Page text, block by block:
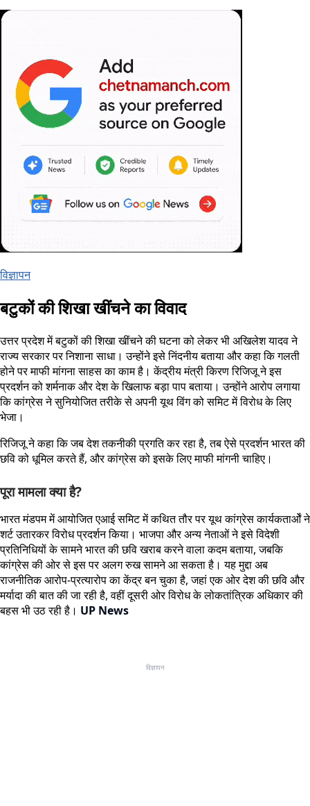
विज्ञापन
बटुकों की शिखा खींचने का विवाद
उत्तर प्रदेश में बटुकों की शिखा खींचने की घटना को लेकर भी अखिलेश यादव ने
राज्य सरकार पर निशाना साधा। उन्होंने इसे निंदनीय बताया और कहा कि गलती
होने पर माफी मांगना साहस का काम है। केंद्रीय मंत्री किरण रिजिजू ने इस
प्रदर्शन को शर्मनाक और देश के खिलाफ बड़ा पाप बताया। उन्होंने आरोप लगाया
कि कांग्रेस ने सुनियोजित तरीके से अपनी यूथ विंग को समिट में विरोध के लिए
भेजा।
रिजिजू ने कहा कि जब देश तकनीकी प्रगति कर रहा है, तब ऐसे प्रदर्शन भारत की
छवि को धूमिल करते हैं, और कांग्रेस को इसके लिए माफी मांगनी चाहिए।
पूरा मामला क्या है?
भारत मंडपम में आयोजित एआई समिट में कथित तौर पर यूथ कांग्रेस कार्यकतार्ओं ने
शर्ट उतारकर विरोध प्रदर्शन किया। भाजपा और अन्य नेताओं ने इसे विदेशी
प्रतिनिधियों के सामने भारत की छवि खराब करने वाला कदम बताया, जबकि
कांग्रेस की ओर से इस पर अलग रुख सामने आ सकता है। यह मुद्दा अब
राजनीतिक आरोप-प्रत्यारोप का केंद्र बन चुका है, जहां एक ओर देश की छवि और
मर्यादा की बात की जा रही है, वहीं दूसरी ओर विरोध के लोकतांत्रिक अधिकार की
बहस भी उठ रही है। UP News
विज्ञापन